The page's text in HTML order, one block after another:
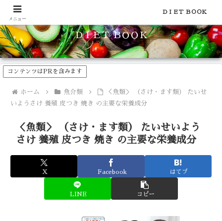
食品のカロリーや糖質などの栄養素がわかる！健康やダイエットに
ＤＩＥＴ ＢＯＯＫ
コンテンツはPRを含みます
ホーム 魚介類
＜魚類＞ （さけ・ます類） たいせ
いようさけ 養殖 皮つき 焼き の主要な栄養成分
＜魚類＞ （さけ・ます類） たいせいよう
さけ 養殖 皮つき 焼き の主要な栄養成分
X Facebook はてブ
LINE コピー
メニュー
ＤＩＥＴ ＢＯＯＫ